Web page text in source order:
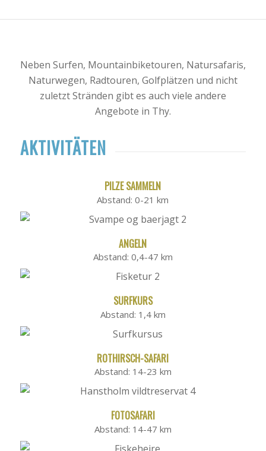
Neben Surfen, Mountainbiketouren, Natursafaris,
Naturwegen, Radtouren, Golfplätzen und nicht
zuletzt Stränden gibt es auch viele andere
Angebote in Thy.
AKTIVITÄTEN
PILZE SAMMELN
Abstand: 0-21 km
ANGELN
Abstand: 0,4-47 km
SURFKURS
Abstand: 1,4 km
ROTHIRSCH-SAFARI
Abstand: 14-23 km
FOTOSAFARI
Abstand: 14-47 km